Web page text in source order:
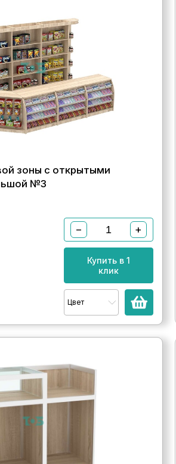
зоны с открытыми
№3
− +
Купить в 1
клик
Цвет